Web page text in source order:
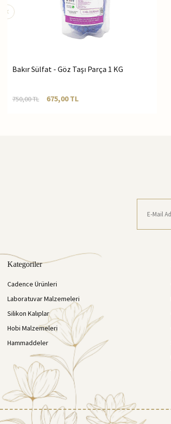
Bakır Sülfat - Göz Taşı Parça 1 KG
750,00TL 675,00TL
Kategoriler
Cadence Ürünleri
Laboratuvar Malzemeleri
Silikon Kalıplar
Hobi Malzemeleri
Hammaddeler